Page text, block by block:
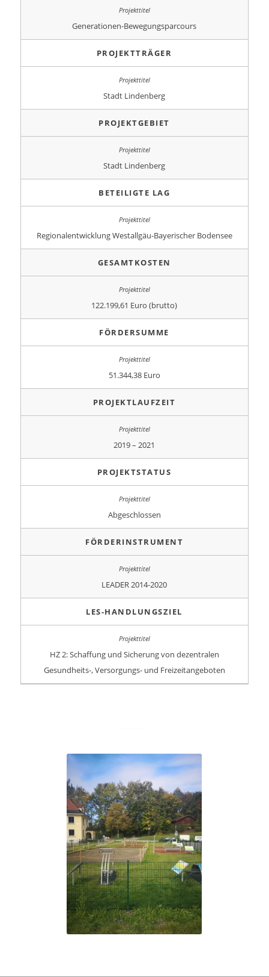
Generationen-Bewegungsparcours
PROJEKTTRÄGER
Stadt Lindenberg
PROJEKTGEBIET
Stadt Lindenberg
BETEILIGTE LAG
Regionalentwicklung Westallgäu-Bayerischer Bodensee
GESAMTKOSTEN
122.199,61 Euro (brutto)
FÖRDERSUMME
51.344,38 Euro
PROJEKTLAUFZEIT
2019 – 2021
PROJEKTSTATUS
Abgeschlossen
FÖRDERINSTRUMENT
LEADER 2014-2020
LES-HANDLUNGSZIEL
HZ 2: Schaffung und Sicherung von dezentralen
Gesundheits-, Versorgungs- und Freizeitangeboten